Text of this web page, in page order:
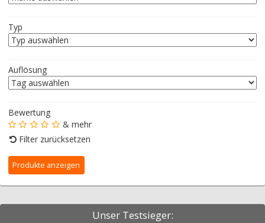
Typ
Auflösung
Bewertung
& mehr
Filter zurücksetzen
Unser Testsieger: